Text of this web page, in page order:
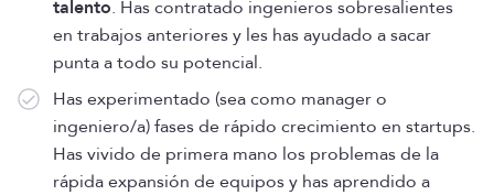
talento. Has contratado ingenieros sobresalientes
en trabajos anteriores y les has ayudado a sacar
punta a todo su potencial.
Has experimentado (sea como manager o
ingeniero/a) fases de rápido crecimiento en startups.
Has vivido de primera mano los problemas de la
rápida expansión de equipos y has aprendido a